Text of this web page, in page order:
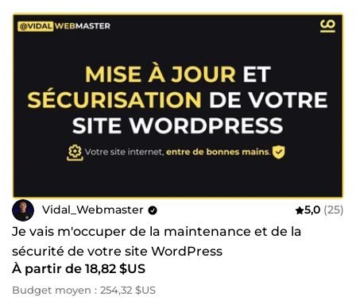
Vidal_Webmaster 5,0 (25)
Je vais m'occuper de la maintenance et de la
sécurité de votre site WordPress
À partir de 18,82 $US
Budget moyen : 254,32 $US